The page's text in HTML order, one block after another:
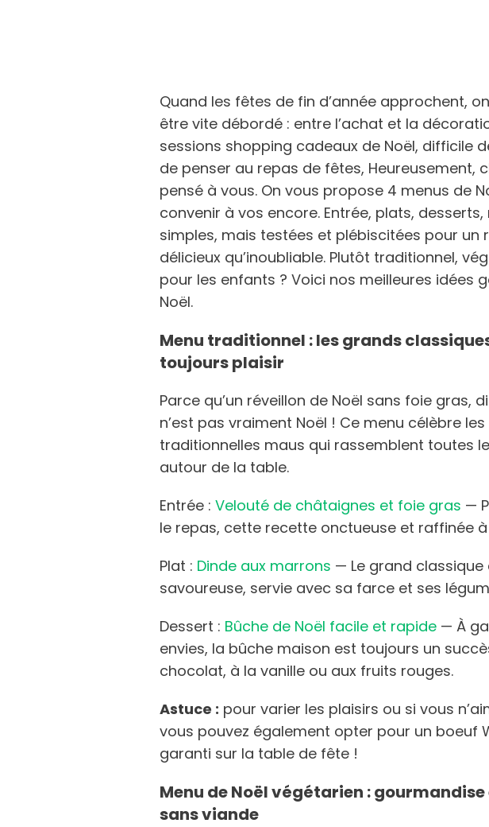
Quand les fêtes de fin d’année approchent,
être vite débordé : entre l’achat et la
sessions shopping cadeaux de Noël, difficile
de penser au repas de fêtes, Heureusement,
pensé à vous. On vous propose 4 menus de
convenir à vos encore. Entrée, plats,
simples, mais testées et plébiscitées pour un
délicieux qu’inoubliable. Plutôt traditionnel,
pour les enfants ? Voici nos meilleures idées
Noël.
Menu traditionnel : les grands
toujours plaisir
Parce qu’un réveillon de Noël sans foie gras,
n’est pas vraiment Noël ! Ce menu célèbre
traditionnelles maus qui rassemblent toutes
autour de la table.
Entrée :Velouté de châtaignes et foie gras —
le repas, cette recette onctueuse et raffinée
Plat : Dinde aux marrons — Le grand classique
savoureuse, servie avec sa farce et ses
Dessert : Bûche de Noël facile et rapide — À
envies, la bûche maison est toujours un
chocolat, à la vanille ou aux fruits rouges.
Astuce : pour varier les plaisirs ou si vous
vous pouvez également opter pour un boeuf
garanti sur la table de fête !
Menu de Noël végétarien :
sans viande